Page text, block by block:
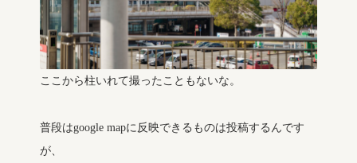
ここから柱いれて撮ったこともないな。
普段はgoogle mapに反映できるものは投稿するんです
が、